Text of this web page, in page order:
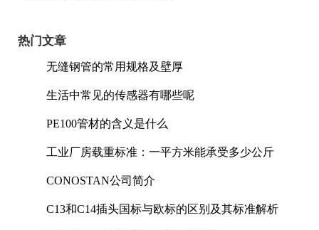
热门文章
无缝钢管的常用规格及壁厚
生活中常见的传感器有哪些呢
PE100管材的含义是什么
工业厂房载重标准：一平方米能承受多少公斤
CONOSTAN公司简介
C13和C14插头国标与欧标的区别及其标准解析